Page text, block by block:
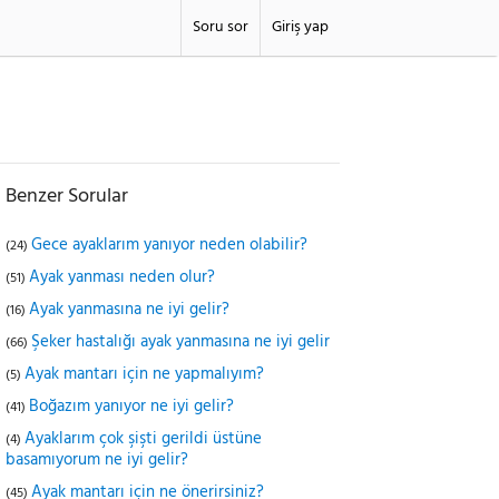
Giriş yap
Soru sor
Benzer Sorular
(24) Gece ayaklarım yanıyor neden olabilir?
(51) Ayak yanması neden olur?
(16) Ayak yanmasına ne iyi gelir?
(66) Şeker hastalığı ayak yanmasına ne iyi gelir
(5) Ayak mantarı için ne yapmalıyım?
(41) Boğazım yanıyor ne iyi gelir?
(4) Ayaklarım çok şişti gerildi üstüne
basamıyorum ne iyi gelir?
(45) Ayak mantarı için ne önerirsiniz?